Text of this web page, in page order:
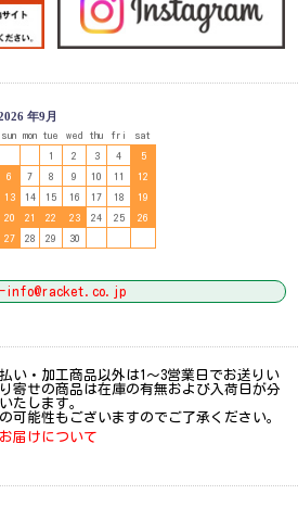
年9月
sun mon tue wed thu fri
sat
1
2 3 4
5
6
7 8 9 10 11
12
13
14 15 16 17 18
19
20
21 22 23 24 25
26
27
28 29 30
info@racket.co.jp
い・加工商品以外は1～3営業日でお送りい
寄せの商品は在庫の有無および入荷日が分
たします。
可能性もございますのでご了承ください。
届けについて